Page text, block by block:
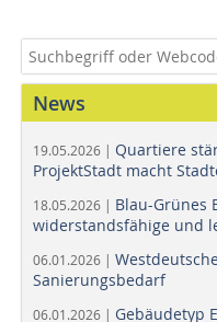
News
19.05.2026 | Quartiere
ProjektStadt macht
18.05.2026 | Blau-Grünes
widerstandsfähige und
06.01.2026 |
Sanierungsbedarf
06.01.2026 | Gebäudetyp